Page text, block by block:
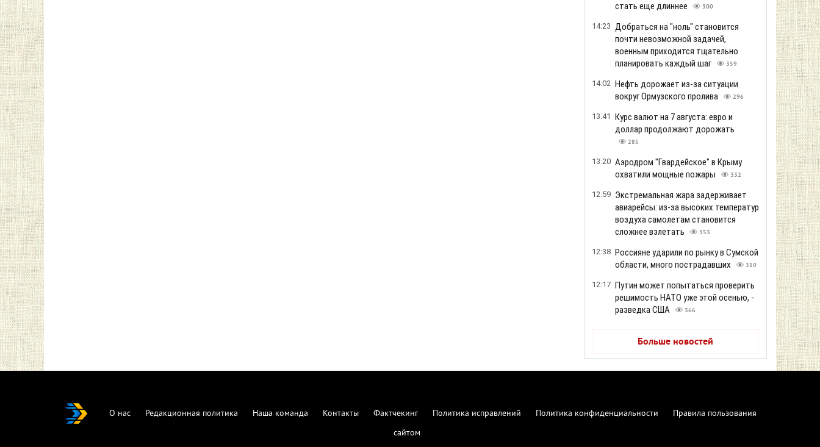
стать еще длиннее
300
14:23 Добраться на "ноль" становится
почти невозможной задачей,
военным приходится тщательно
планировать каждый шаг
359
14:02 Нефть дорожает из-за ситуации
вокруг Ормузского пролива
296
13:41 Курс валют на 7 августа: евро и
доллар продолжают дорожать
285
13:20 Аэродром "Гвардейское" в Крыму
охватили мощные пожары
332
12:59 Экстремальная жара задерживает
авиарейсы: из-за высоких температур
воздуха самолетам становится
сложнее взлетать
353
12:38 Россияне ударили по рынку в Сумской
области, много пострадавших
310
12:17 Путин может попытаться проверить
решимость НАТО уже этой осенью, -
разведка США
366
Больше новостей
О нас Редакционная политика Наша команда Контакты Фактчекинг Политика исправлений Политика конфиденциальности
Правила пользования
сайтом